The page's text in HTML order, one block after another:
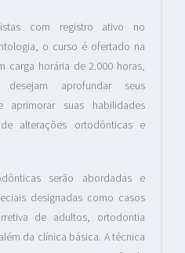
com registro ativo no
o curso é ofertado na
carga horária de 2.000 horas,
aprofundar seus
aprimorar suas habilidades
alterações ortodônticas e
serão abordadas e
designadas como casos
de adultos, ortodontia
da clínica básica. A técnica